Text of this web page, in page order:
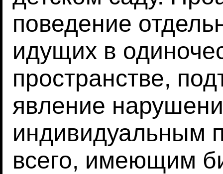
поведение
идущих в
пространстве,
явление
индивидуальным
всего, имеющим